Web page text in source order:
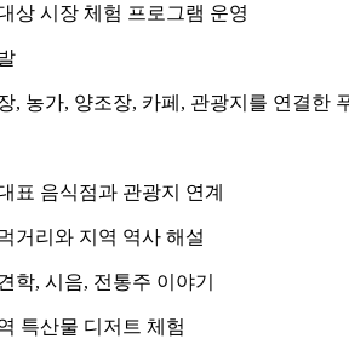
상 시장 체험 프로그램 운영
, 농가, 양조장, 카페, 관광지를 연결한
표 음식점과 관광지 연계
거리와 지역 역사 해설
학, 시음, 전통주 이야기
특산물 디저트 체험